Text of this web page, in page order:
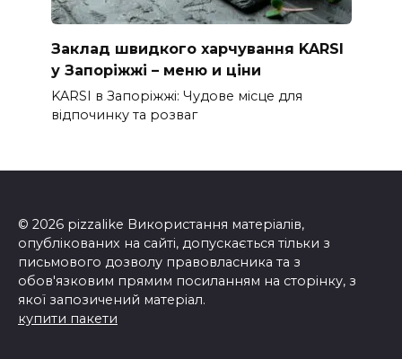
Заклад швидкого харчування KARSI
у Запоріжжі – меню и ціни
KARSI в Запоріжжі: Чудове місце для
відпочинку та розваг
© 2026 pizzalike Використання матеріалів,
опублікованих на сайті, допускається тільки з
письмового дозволу правовласника та з
обов'язковим прямим посиланням на сторінку, з
якої запозичений матеріал.
купити пакети